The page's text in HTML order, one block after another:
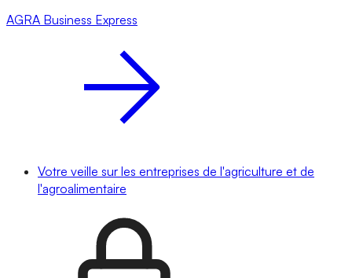
AGRA Business Express
Votre veille sur les entreprises de l'agriculture et de
l'agroalimentaire